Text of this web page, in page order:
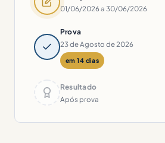
01/06/2026 a 30/06/2026
Prova
23 de Agosto de 2026
em 14 dias
Resultado
Após prova